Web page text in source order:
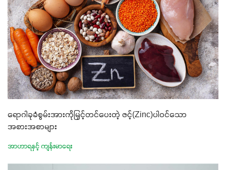
ရောဂါခုခံစွမ်းအားကိုမြှင့်တင်ပေးတဲ့ ဇင့်(Zinc)ပါဝင်သော
အစားအစာများ
အာဟာရနှင့် ကျန်းမာရေး